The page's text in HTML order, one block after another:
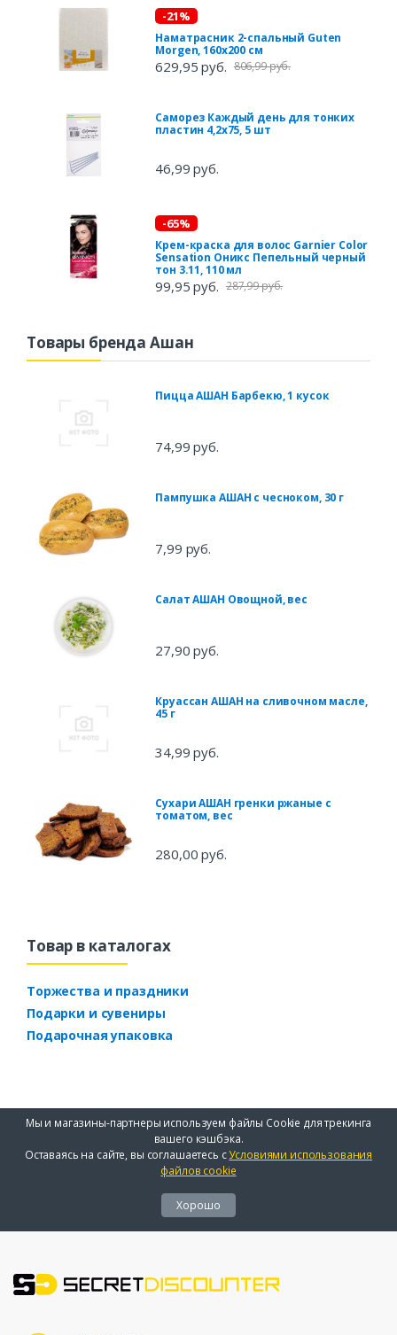
-21%
Наматрасник 2-спальный Guten
Morgen, 160х200 см
629,95 руб. 806,99 руб.
Саморез Каждый день для тонких
пластин 4,2x75, 5 шт
46,99 руб.
-65%
Крем-краска для волос Garnier Color
Sensation Оникс Пепельный черный
тон 3.11, 110 мл
99,95 руб. 287,99 руб.
Товары бренда Ашан
Пицца АШАН Барбекю, 1 кусок
74,99 руб.
Пампушка АШАН с чесноком, 30 г
7,99 руб.
Салат АШАН Овощной, вес
27,90 руб.
Круассан АШАН на сливочном масле,
45 г
34,99 руб.
Сухари АШАН гренки ржаные с
томатом, вес
280,00 руб.
Товар в каталогах
Торжества и праздники
Подарки и сувениры
Подарочная упаковка
Мы и магазины-партнеры используем файлы Cookie для трекинга
вашего кэшбэка.
Оставаясь на сайте, вы соглашаетесь сУсловиями использования
файлов cookie
Хорошо